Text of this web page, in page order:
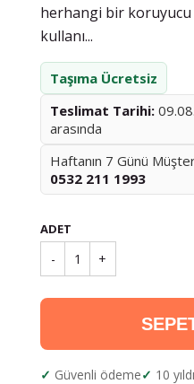
herhangi bir koruyucu
kullanı...
Taşıma Ücretsiz
Teslimat Tarihi:
arasında
Haftanın 7 Günü
0532 211 1993
ADET
- 1 +
Güvenli ödeme 10